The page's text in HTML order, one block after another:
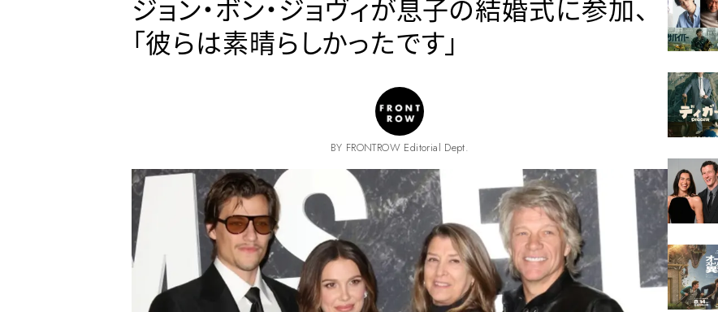
ジョン・ボン・ジョヴィが息子の結婚式に参加、
「彼らは素晴らしかったです」
BY FRONTROW Editorial Dept.